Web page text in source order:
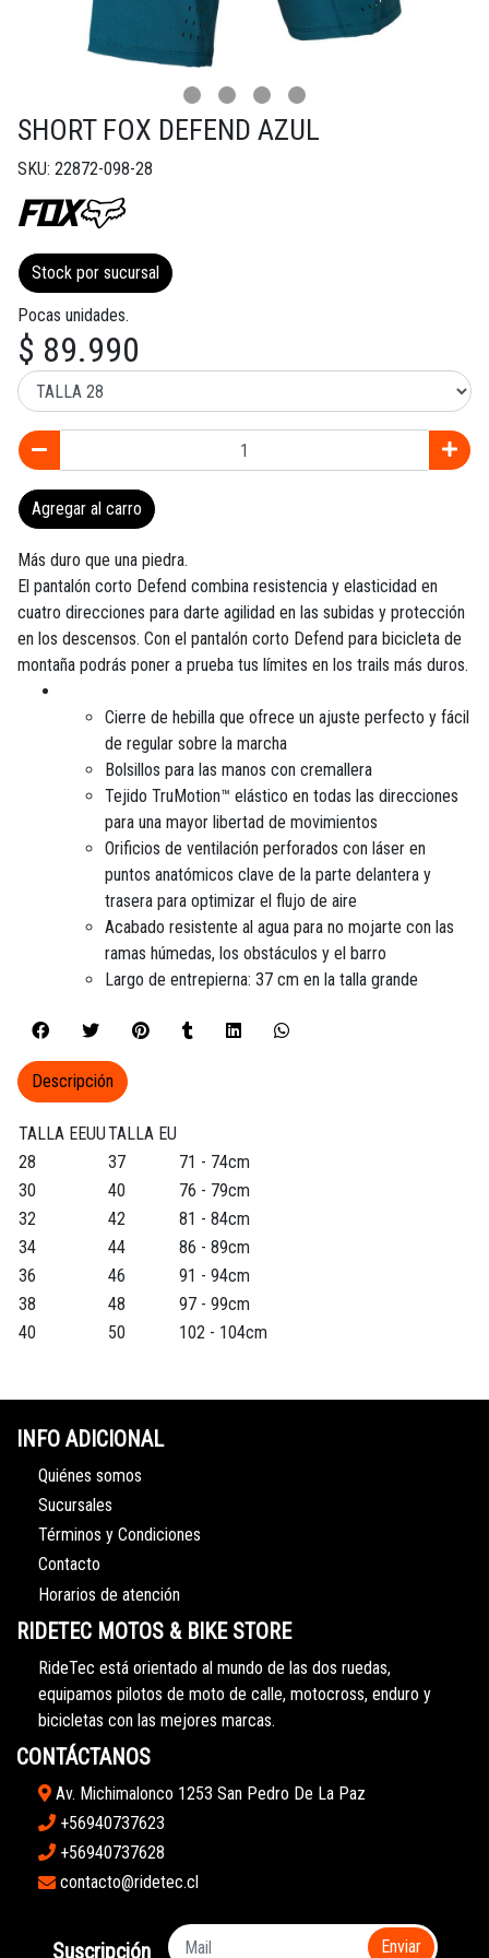
SHORT FOX DEFEND AZUL
SKU: 22872-098-28
Stock por sucursal
Pocas unidades.
$ 89.990
Agregar al carro
Más duro que una piedra.
El pantalón corto Defend combina resistencia y elasticidad en
cuatro direcciones para darte agilidad en las subidas y protección
en los descensos. Con el pantalón corto Defend para bicicleta de
montaña podrás poner a prueba tus límites en los trails más duros.
Cierre de hebilla que ofrece un ajuste perfecto y fácil
de regular sobre la marcha
Bolsillos para las manos con cremallera
Tejido TruMotion™ elástico en todas las direcciones
para una mayor libertad de movimientos
Orificios de ventilación perforados con láser en
puntos anatómicos clave de la parte delantera y
trasera para optimizar el flujo de aire
Acabado resistente al agua para no mojarte con las
ramas húmedas, los obstáculos y el barro
Largo de entrepierna: 37 cm en la talla grande
TALLA EEUUTALLA EU
28
37
71 - 74cm
30
40
76 - 79cm
32
42
81 - 84cm
34
44
86 - 89cm
36
46
91 - 94cm
38
48
97 - 99cm
40
50 102 - 104cm
Descripción
INFO ADICIONAL
Quiénes somos
Sucursales
Términos y Condiciones
Contacto
Horarios de atención
RIDETEC MOTOS & BIKE STORE
RideTec está orientado al mundo de las dos ruedas,
equipamos pilotos de moto de calle, motocross, enduro y
bicicletas con las mejores marcas.
CONTÁCTANOS
Av. Michimalonco 1253 San Pedro De La Paz
+56940737623
+56940737628
contacto@ridetec.cl
Suscripción Enviar